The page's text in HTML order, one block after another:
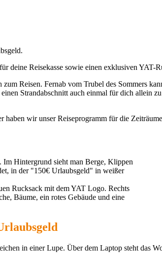
Reisekasse sowie einen exklusiven YAT-
Reisen. Fernab vom Trubel des Sommers
Strandabschnitt auch einmal für dich allein
wir unser Reiseprogramm für die